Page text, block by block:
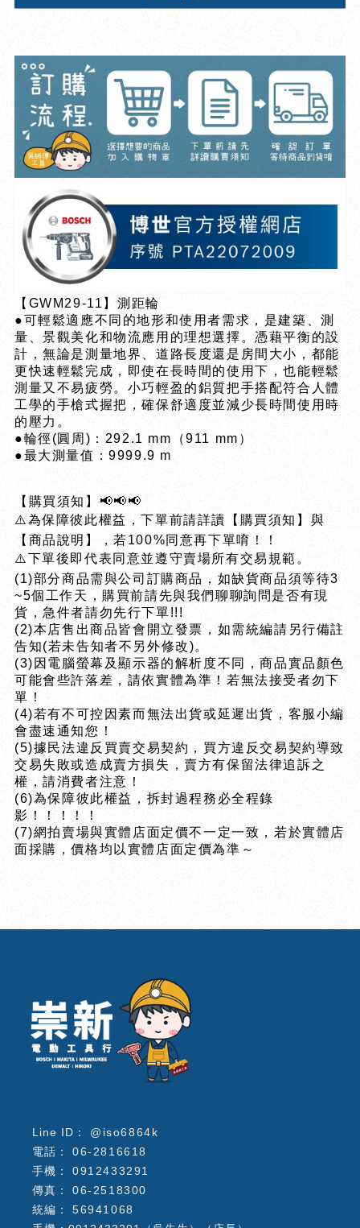
【GWM29-11】測距輪
●可輕鬆適應不同的地形和使用者需求，是建築、測
量、景觀美化和物流應用的理想選擇。憑藉平衡的設
計，無論是測量地界、道路長度還是房間大小，都能
更快速輕鬆完成，即使在長時間的使用下，也能輕鬆
測量又不易疲勞。小巧輕盈的鋁質把手搭配符合人體
工學的手槍式握把，確保舒適度並減少長時間使用時
的壓力。
●輪徑(圓周)：292.1 mm（911 mm）
●最大測量值：9999.9 m
【購買須知】📢📢📢
⚠️為保障彼此權益，下單前請詳讀【購買須知】與
【商品說明】，若100%同意再下單唷！！
⚠️下單後即代表同意並遵守賣場所有交易規範。
(1)部分商品需與公司訂購商品，如缺貨商品須等待3
~5個工作天，購買前請先與我們聊聊詢問是否有現
貨，急件者請勿先行下單!!!
(2)本店售出商品皆會開立發票，如需統編請另行備註
告知(若未告知者不另外修改)。
(3)因電腦螢幕及顯示器的解析度不同，商品實品顏色
可能會些許落差，請依實體為準！若無法接受者勿下
單！
(4)若有不可控因素而無法出貨或延遲出貨，客服小編
會盡速通知您！
(5)據民法違反買賣交易契約，買方違反交易契約導致
交易失敗或造成賣方損失，賣方有保留法律追訴之
權，請消費者注意！
(6)為保障彼此權益，拆封過程務必全程錄
影！！！！！
(7)網拍賣場與實體店面定價不一定一致，若於實體店
面採購，價格均以實體店面定價為準～
@iso6864k
06-2816618
0912433291
06-2518300
56941068